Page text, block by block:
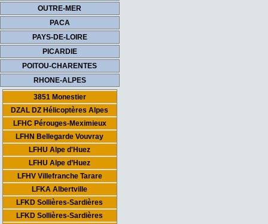
OUTRE-MER
PACA
PAYS-DE-LOIRE
PICARDIE
POITOU-CHARENTES
RHONE-ALPES
3851 Monestier
DZAL DZ Hélicoptères Alpes
LFHC Pérouges-Meximieux
LFHN Bellegarde Vouvray
LFHU Alpe d'Huez
LFHU Alpe d’Huez
LFHV Villefranche Tarare
LFKA Albertville
LFKD Sollières-Sardières
LFKD Sollières-Sardières